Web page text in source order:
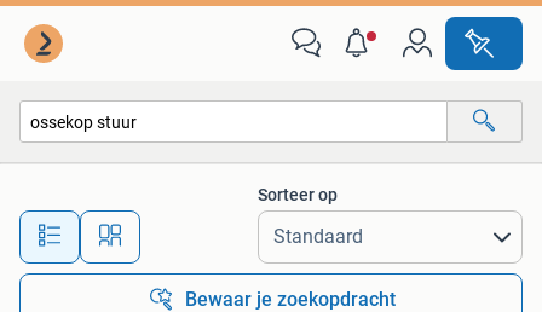
Alle afstanden…
Sorteer op
Bewaar je zoekopdracht